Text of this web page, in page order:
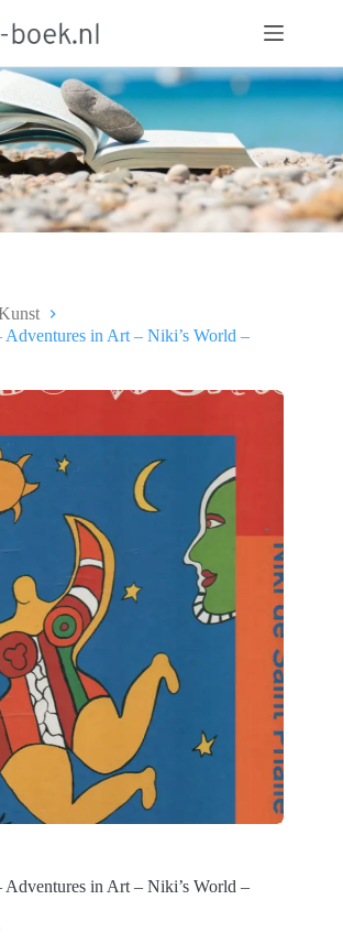
Adventures in Art – Niki’s World –
Adventures in Art – Niki’s World –